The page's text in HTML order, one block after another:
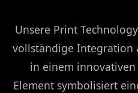
Unsere Print
vollständige Integration
in einem innovativen
Element symbolisiert